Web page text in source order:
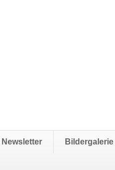
Newsletter Bildergalerie